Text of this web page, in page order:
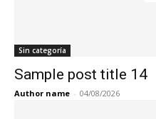
Sin categoría
Sample post title 14
Author name - 04/08/2026